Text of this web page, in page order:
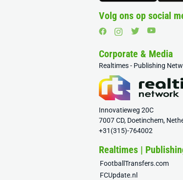
Volg ons op social
Corporate & Media
Realtimes - Publishing
Innovatieweg 20C
7007 CD, Doetinchem,
+31(315)-764002
Realtimes |
FootballTransfers.com
FCUpdate.nl